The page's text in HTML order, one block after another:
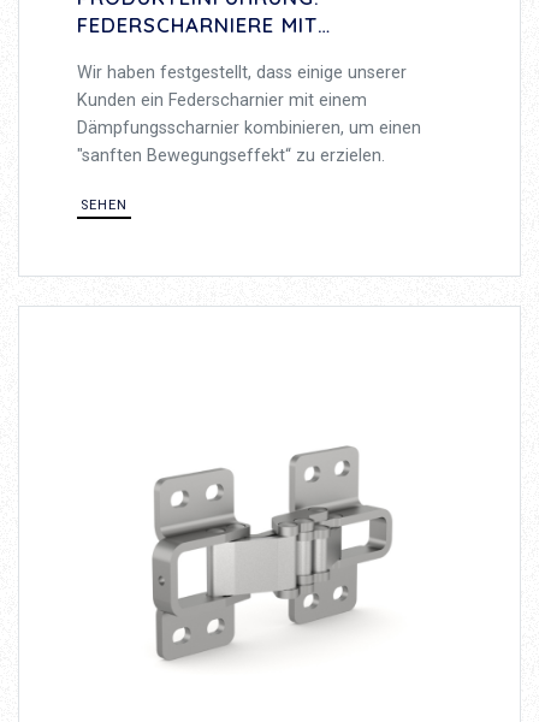
FEDERSCHARNIERE MIT
ÖFFNEN UND SCHLIESSEN
Wir haben festgestellt, dass einige unserer
Kunden ein Federscharnier mit einem
Dämpfungsscharnier kombinieren, um einen
"sanften Bewegungseffekt“ zu erzielen.
SEHEN